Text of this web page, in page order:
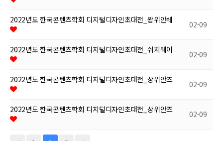
2022년도 한국콘텐츠학회 디지털디자인초대전_왕위안쉐 02-09
2022년도 한국콘텐츠학회 디지털디자인초대전_쉬치웨이 02-09
2022년도 한국콘텐츠학회 디지털디자인초대전_상위안즈 02-09
2022년도 한국콘텐츠학회 디지털디자인초대전_상위안즈 02-09